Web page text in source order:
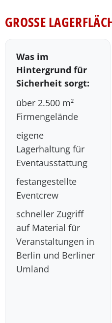
GROSSE
Was im
Hintergrund für
Sicherheit sorgt:
über 2.500 m²
Firmengelände
eigene
Lagerhaltung für
Eventausstattung
festangestellte
Eventcrew
schneller Zugriff
auf Material für
Veranstaltungen in
Berlin und Berliner
Umland